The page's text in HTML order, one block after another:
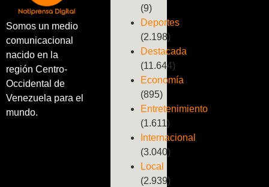
Somos un medio
comunicacional
nacido en la
región Centro-
Occidental de
Venezuela para el
mundo.
(9)
Deportes
(2.198)
Destacada
(11.644)
Economía
(895)
Entretenimiento
(1.611)
Internacional
(3.040)
Local
(2.939)